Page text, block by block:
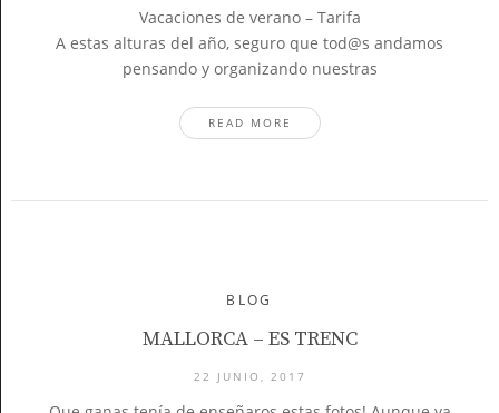
Vacaciones de verano – Tarifa
A estas alturas del año, seguro que tod@s andamos
pensando y organizando nuestras
READ MORE
BLOG
MALLORCA – ES TRENC
22 JUNIO, 2017